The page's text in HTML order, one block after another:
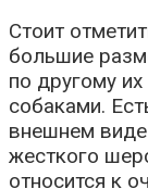
Стоит
большие
по другому
собаками.
внешнем виде
жесткого
относится к